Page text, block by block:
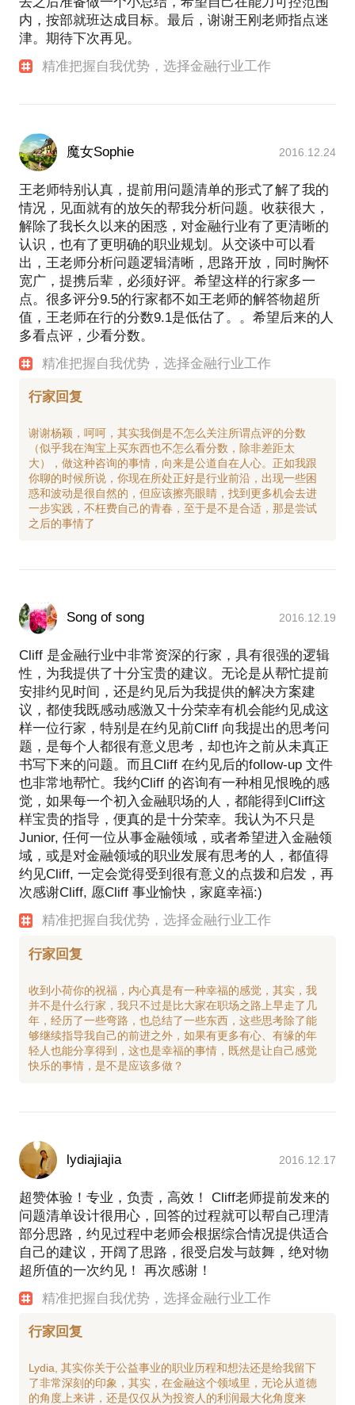
内，按部就班达成目标。最后，谢谢王刚老师指点迷
津。期待下次再见。
精准把握自我优势，选择金融行业工作
魔女Sophie 2016.12.24
王老师特别认真，提前用问题清单的形式了解了我的
情况，见面就有的放矢的帮我分析问题。收获很大，
解除了我长久以来的困惑，对金融行业有了更清晰的
认识，也有了更明确的职业规划。从交谈中可以看
出，王老师分析问题逻辑清晰，思路开放，同时胸怀
宽广，提携后辈，必须好评。希望这样的行家多一
点。很多评分9.5的行家都不如王老师的解答物超所
值，王老师在行的分数9.1是低估了。。希望后来的人
多看点评，少看分数。
精准把握自我优势，选择金融行业工作
行家回复
谢谢杨颖，呵呵，其实我倒是不怎么关注所谓点评的分数
（似乎我在淘宝上买东西也不怎么看分数，除非差距太
大），做这种咨询的事情，向来是公道自在人心。正如我跟
你聊的时候所说，你现在所处正好是行业前沿，出现一些困
惑和波动是很自然的，但应该擦亮眼睛，找到更多机会去进
一步实践，不枉费自己的青春，至于是不是合适，那是尝试
Song of song 2016.12.19
Cliff 是金融行业中非常资深的行家，具有很强的逻辑
性，为我提供了十分宝贵的建议。无论是从帮忙提前
安排约见时间，还是约见后为我提供的解决方案建
议，都使我既感动感激又十分荣幸有机会能约见成这
样一位行家，特别是在约见前Cliff 向我提出的思考问
题，是每个人都很有意义思考，却也许之前从未真正
书写下来的问题。而且Cliff 在约见后的follow-up 文件
也非常地帮忙。我约Cliff 的咨询有一种相见恨晚的感
觉，如果每一个初入金融职场的人，都能得到Cliff这
样宝贵的指导，便真的是十分荣幸。我认为不只是
Junior, 任何一位从事金融领域，或者希望进入金融领
域，或是对金融领域的职业发展有思考的人，都值得
约见Cliff, 一定会觉得受到很有意义的点拨和启发，再
次感谢Cliff, 愿Cliff 事业愉快，家庭幸福:)
精准把握自我优势，选择金融行业工作
行家回复
收到小荷你的祝福，内心真是有一种幸福的感觉，其实，我
并不是什么行家，我只不过是比大家在职场之路上早走了几
年，经历了一些弯路，也总结了一些东西，这些思考除了能
够继续指导我自己的前进之外，如果有更多有心、有缘的年
轻人也能分享得到，这也是幸福的事情，既然是让自己感觉
lydiajiajia 2016.12.17
超赞体验！专业，负责，高效！ Cliff老师提前发来的
问题清单设计很用心，回答的过程就可以帮自己理清
部分思路，约见过程中老师会根据综合情况提供适合
自己的建议，开阔了思路，很受启发与鼓舞，绝对物
超所值的一次约见！ 再次感谢！
精准把握自我优势，选择金融行业工作
行家回复
Lydia, 其实你关于公益事业的职业历程和想法还是给我留下
了非常深刻的印象，其实，在金融这个领域里，无论从道德
的角度上来讲，还是仅仅从为投资人的利润最大化角度来